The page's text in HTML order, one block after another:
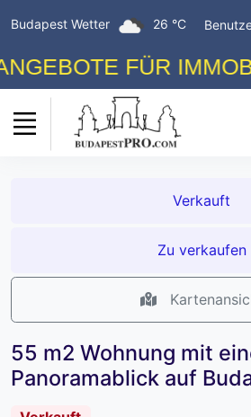
Budapest Wetter 26 °C
FÜR
Verkauft
Zu verkaufen
55 m2 Wohnung mit
Panoramablick auf